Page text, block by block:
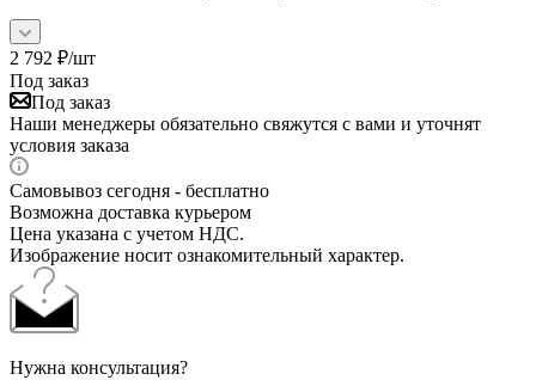
2 792 ₽/шт
Под заказ
Под заказ
Наши менеджеры обязательно свяжутся с вами и уточнят
условия заказа
Самовывоз сегодня - бесплатно
Возможна доставка курьером
Цена указана с учетом НДС.
Изображение носит ознакомительный характер.
Нужна консультация?